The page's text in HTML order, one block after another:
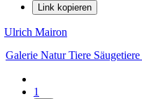
Link kopieren
Ulrich Mairon
Galerie NaturTiere Säugetiere
1